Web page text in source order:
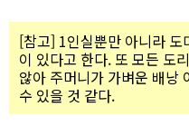
[참고] 1인실뿐만 아니라
이 있다고 한다. 또 모든 도
않아 주머니가 가벼운 배낭
수 있을 것 같다.